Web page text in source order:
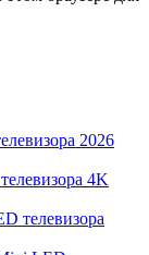
2026
4K
телевизора